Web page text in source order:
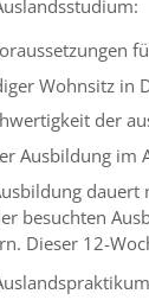
Wohnsitz in
der
Ausbildung im
dauert
besuchten
. Dieser 12-